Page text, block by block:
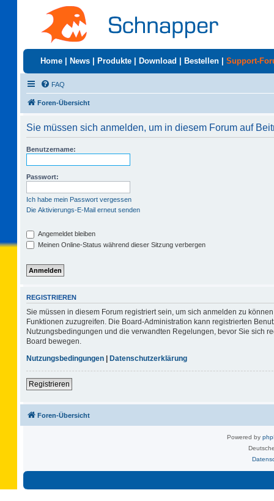
Home News Produkte Download Bestellen Support-
FAQ
Foren-Übersicht
Sie müssen sich anmelden, um in diesem Forum auf
Benutzername:
Passwort:
Ich habe mein Passwort vergessen
Die Aktivierungs-E-Mail erneut senden
Angemeldet bleiben
Meinen Online-Status während dieser Sitzung verbergen
REGISTRIEREN
Sie müssen in diesem Forum registriert sein, um sich anmelden zu
Funktionen zuzugreifen. Die Board-Administration kann registrierten
Nutzungsbedingungen und die verwandten Regelungen, bevor Sie sich
Board bewegen.
Nutzungsbedingungen | Datenschutzerklärung
Registrieren
Foren-Übersicht
Powered by